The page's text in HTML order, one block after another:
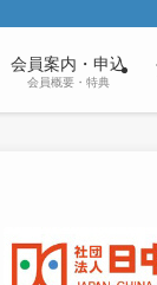
会員案内・申込
会員概要・特典